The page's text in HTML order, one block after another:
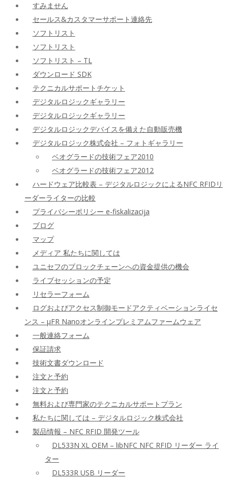
すみません
セールス&カスタマーサポート連絡先
ソフトリスト
ソフトリスト
ソフトリスト – TL
ダウンロード SDK
テクニカルサポートチケット
デジタルロジックギャラリー
デジタルロジックギャラリー
デジタルロジックデバイスを備えた自動販売機
デジタルロジック株式会社 – フォトギャラリー
ベオグラードの技術フェア2010
ベオグラードの技術フェア2012
ハードウェア比較表 – デジタルロジックによるNFC RFIDリ
ーダーライターの比較
プライバシーポリシー e-fiskalizacija
ブログ
マップ
メディア 私たちに関しては
ユニセフのブロックチェーンへの資金提供の機会
ライブセッションの予定
リセラーフォーム
ログおよびアクセス制御モードアクティベーションライセ
ンス – μFR Nanoオンラインプレミアムファームウェア
一般連絡フォーム
保証請求
技術文書ダウンロード
注文と予約
注文と予約
無料および専門家のテクニカルサポートプラン
私たちに関しては – デジタルロジック株式会社
製品情報 – NFC RFID 開発ツール
DL533N XL OEM – libNFC NFC RFID リーダー ライ
ター
DL533R USB リーダー